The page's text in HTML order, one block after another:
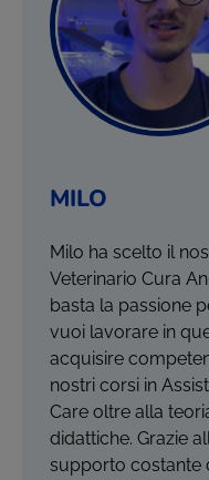
MILO
Milo ha scelto il
Veterinario Cura
basta la passione
vuoi lavorare in
acquisire
nostri corsi in
Care oltre alla
didattiche. Grazie
supporto costante